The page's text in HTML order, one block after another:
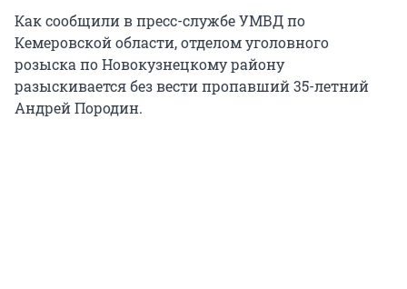
Как сообщили в пресс-службе УМВД по
Кемеровской области, отделом уголовного
розыска по Новокузнецкому району
разыскивается без вести пропавший 35-летний
Андрей Породин.